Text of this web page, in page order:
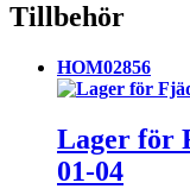
Tillbehör
HOM02856
Lager för
01-04